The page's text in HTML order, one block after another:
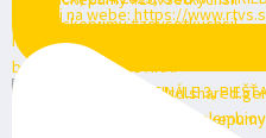
VEOLIA POZÁPASOVÉ ROZHOVORY: